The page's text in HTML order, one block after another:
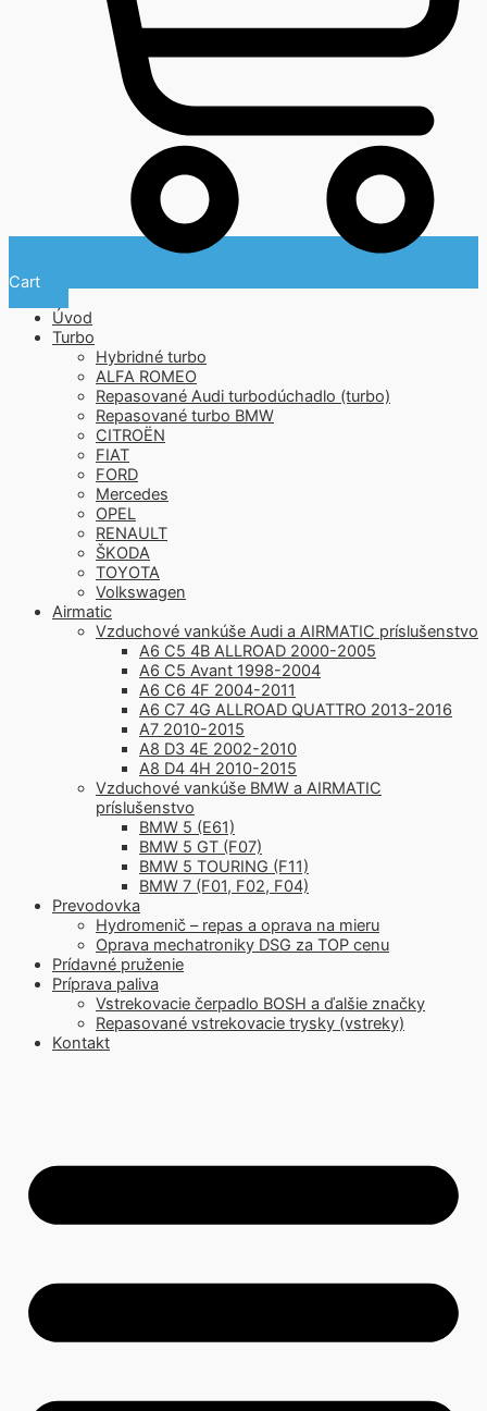
Cart
Úvod
Turbo
Hybridné turbo
ALFA ROMEO
Repasované Audi turbodúchadlo (turbo)
Repasované turbo BMW
CITROËN
FIAT
FORD
Mercedes
OPEL
RENAULT
ŠKODA
TOYOTA
Volkswagen
Airmatic
Vzduchové vankúše Audi a AIRMATIC príslušenstvo
A6 C5 4B ALLROAD 2000-2005
A6 C5 Avant 1998-2004
A6 C6 4F 2004-2011
A6 C7 4G ALLROAD QUATTRO 2013-2016
A7 2010-2015
A8 D3 4E 2002-2010
A8 D4 4H 2010-2015
Vzduchové vankúše BMW a AIRMATIC
príslušenstvo
BMW 5 (E61)
BMW 5 GT (F07)
BMW 5 TOURING (F11)
BMW 7 (F01, F02, F04)
Prevodovka
Hydromenič – repas a oprava na mieru
Oprava mechatroniky DSG za TOP cenu
Prídavné pruženie
Príprava paliva
Vstrekovacie čerpadlo BOSH a ďalšie značky
Repasované vstrekovacie trysky (vstreky)
Kontakt